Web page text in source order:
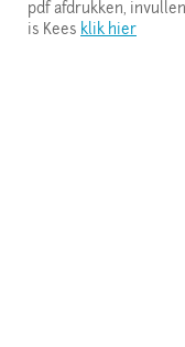
pdf afdrukken,
is Kees klik hier